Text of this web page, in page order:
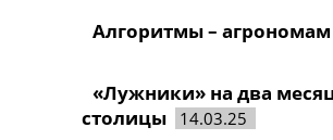
Алгоритмы – агрономам
«Лужники» на два
столицы
14.03.25